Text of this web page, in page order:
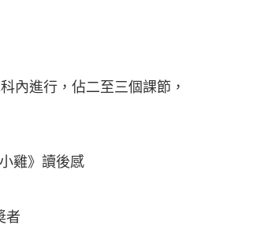
內進行，佔二至三個課節，
雞》讀後感
者